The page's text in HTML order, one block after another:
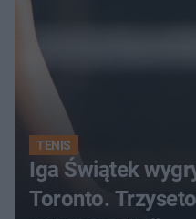
TENIS
Iga Świątek
Toronto.